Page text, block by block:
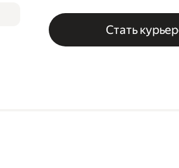
Стать